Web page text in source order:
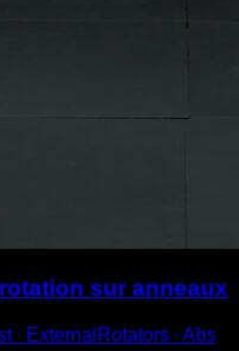
sur anneaux
∙ ExternalRotators ∙ Abs